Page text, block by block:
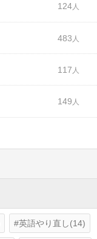
124
483
117
149
英語やり直し(14)